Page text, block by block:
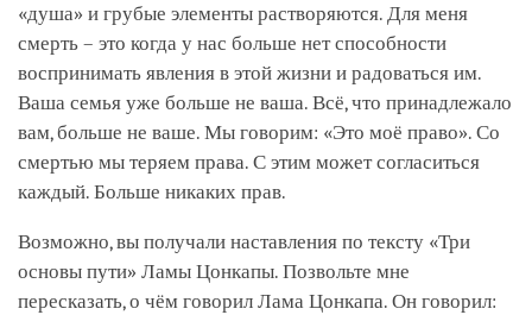
«душа» и грубые элементы растворяются. Для меня
смерть – это когда у нас больше нет способности
воспринимать явления в этой жизни и радоваться им.
Ваша семья уже больше не ваша. Всё, что принадлежало
вам, больше не ваше. Мы говорим: «Это моё право». Со
смертью мы теряем права. С этим может согласиться
каждый. Больше никаких прав.
Возможно, вы получали наставления по тексту «Три
основы пути» Ламы Цонкапы. Позвольте мне
пересказать, о чём говорил Лама Цонкапа. Он говорил: